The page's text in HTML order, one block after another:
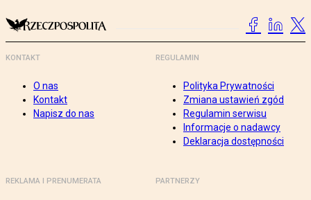
KONTAKT
O nas
Kontakt
Napisz do nas
REGULAMIN
Polityka Prywatności
Zmiana ustawień zgód
Regulamin serwisu
Informacje o nadawcy
Deklaracja dostępności
REKLAMA I PRENUMERATA PARTNERZY